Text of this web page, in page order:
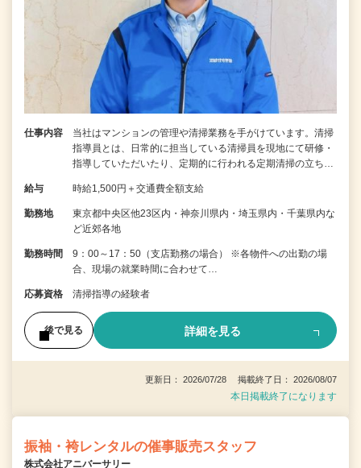
仕事内容
当社はマンションの管理や清掃業務を手がけています。清掃
指導員とは、日常的に担当している清掃員を現地にて研修・
指導していただいたり、定期的に行われる定期清掃の立ち…
給与 時給1,500円＋交通費全額支給
勤務地
東京都中央区他23区内・神奈川県内・埼玉県内・千葉県内な
ど近郊各地
勤務時間
9：00～17：50（支店勤務の場合） ※各物件への出勤の場
合、現場の就業時間に合わせて…
応募資格 清掃指導の経験者
後で見る 詳細を見る
更新日： 2026/07/28 掲載終了日： 2026/08/07
本日掲載終了になります
振袖・袴レンタルの催事販売スタッフ
株式会社アニバーサリー